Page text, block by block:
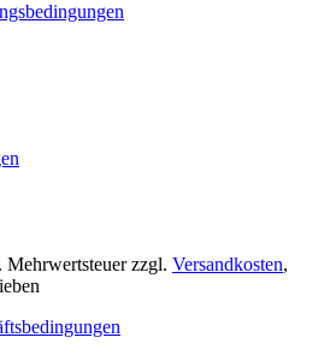
zzgl. Versandkosten,